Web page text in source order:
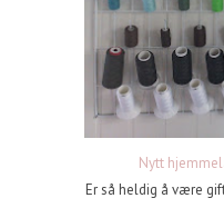
Nytt
Er så heldig å være